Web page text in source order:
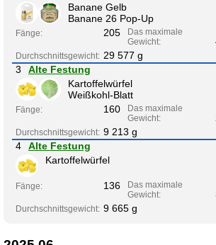
Banane Gelb
Banane 26 Pop-Up
Fänge: 205
Das maximale
Gewicht:
Durchschnittsgewicht: 29 577 g
3
Alte Festung
Kartoffelwürfel
Weißkohl-Blatt
Fänge: 160
Das maximale
Gewicht:
Durchschnittsgewicht: 9 213 g
4
Alte Festung
Kartoffelwürfel
Fänge: 136
Das maximale
Gewicht:
Durchschnittsgewicht: 9 665 g